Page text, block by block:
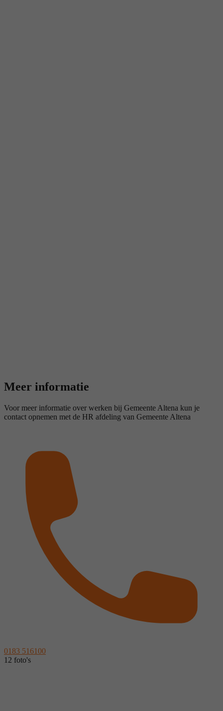
Meer informatie
Voor meer informatie over werken bij Gemeente Altena kun je
contact opnemen met de HR afdeling van Gemeente Altena
0183 516100
12 foto's